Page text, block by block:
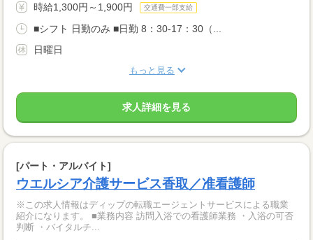
時給1,300円～1,900円 交通費一部支給
■シフト 日勤のみ ■日勤 8：30-17：30（...
日曜日
もっと見る
求人詳細を見る
[パート・アルバイト]
ウエルシア介護サービス香取／准看護師
※この求人情報はディップの転職エージェントサービスによる職業
紹介になります。 ■業務内容 訪問入浴での看護師業務 ・入浴の可否
判断 ・バイタルチ...